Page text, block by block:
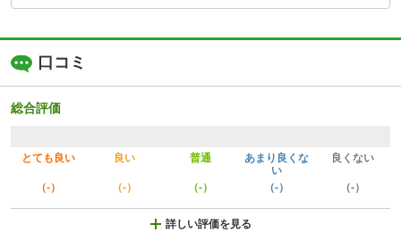
口コミ
総合評価
とても良い 良い 普通
あまり良くな
い
良くない
（-） （-） （-） （-） （-）
詳しい評価を見る